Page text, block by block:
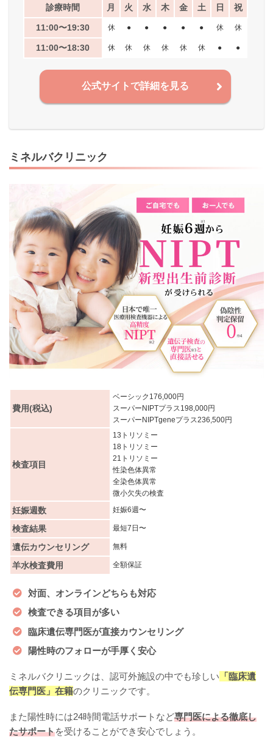
診療時間 月 火 水 木 金 土 日 祝
11:00〜19:30 休 ● ● ● ● ● 休 休
11:00〜18:30 休 休 休 休 休 休 ● ●
公式サイトで詳細を見る
ミネルバクリニック
費用(税込)
ベーシック176,000円
スーパーNIPTプラス198,000円
スーパーNIPTgeneプラス236,500円
検査項目
13トリソミー
18トリソミー
21トリソミー
性染色体異常
全染色体異常
微小欠失の検査
妊娠週数 妊娠6週〜
検査結果 最短7日〜
遺伝カウンセリング 無料
羊水検査費用 全額保証
対面、オンラインどちらも対応
検査できる項目が多い
臨床遺伝専門医が直接カウンセリング
陽性時のフォローが手厚く安心
ミネルバクリニックは、認可外施設の中でも珍しい 「臨床遺
伝専門医」在籍のクリニックです。
また陽性時には24時間電話サポートなど専門医による徹底し
たサポートを受けることができ安心でしょう。